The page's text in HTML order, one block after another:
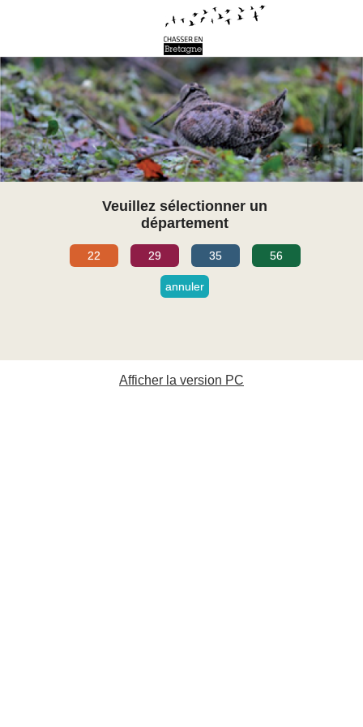
Veuillez sélectionner un
département
22 29 35 56
annuler
Afficher la version PC